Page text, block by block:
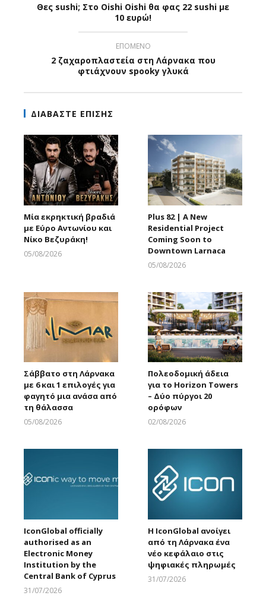
Θες sushi; Στο Oishi Oishi θα φας 22 sushi με
10 ευρώ!
ΕΠΟΜΕΝΟ
2 ζαχαροπλαστεία στη Λάρνακα που
φτιάχνουν spooky γλυκά
ΔΙΑΒΑΣΤΕ ΕΠΙΣΗΣ
Μία εκρηκτική βραδιά
με Εύρο Αντωνίου και
Νίκο Βεζυράκη!
05/08/2026
Plus 82 | A New
Residential Project
Coming Soon to
Downtown Larnaca
05/08/2026
Σάββατο στη Λάρνακα
με 6 και 1 επιλογές για
φαγητό μια ανάσα από
τη θάλασσα
05/08/2026
Πολεοδομική άδεια
για το Horizon Towers
– Δύο πύργοι 20
ορόφων
02/08/2026
IconGlobal officially
authorised as an
Electronic Money
Institution by the
Central Bank of Cyprus
31/07/2026
Η IconGlobal ανοίγει
από τη Λάρνακα ένα
νέο κεφάλαιο στις
ψηφιακές πληρωμές
31/07/2026